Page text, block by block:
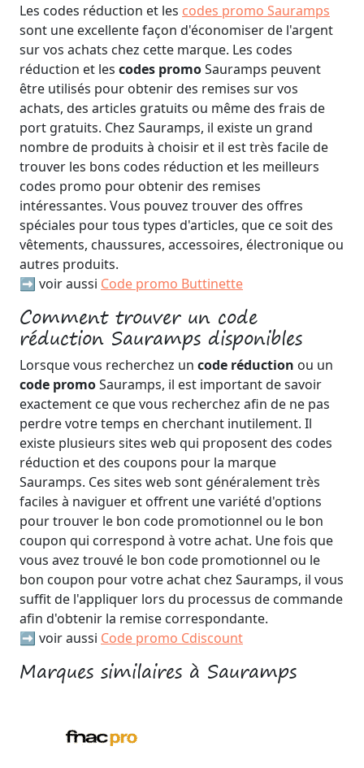
Les codes réduction et les codes promo Sauramps
sont une excellente façon d'économiser de l'argent
sur vos achats chez cette marque. Les codes
réduction et les codes promoSauramps peuvent
être utilisés pour obtenir des remises sur vos
achats, des articles gratuits ou même des frais de
port gratuits. Chez Sauramps, il existe un grand
nombre de produits à choisir et il est très facile de
trouver les bons codes réduction et les meilleurs
codes promo pour obtenir des remises
intéressantes. Vous pouvez trouver des offres
spéciales pour tous types d'articles, que ce soit des
vêtements, chaussures, accessoires, électronique ou
autres produits.
➡️ voir aussi Code promo Buttinette
Comment trouver un code
réduction Sauramps disponibles
Lorsque vous recherchez un code réduction ou un
code promoSauramps, il est important de savoir
exactement ce que vous recherchez afin de ne pas
perdre votre temps en cherchant inutilement. Il
existe plusieurs sites web qui proposent des codes
réduction et des coupons pour la marque
Sauramps. Ces sites web sont généralement très
faciles à naviguer et offrent une variété d'options
pour trouver le bon code promotionnel ou le bon
coupon qui correspond à votre achat. Une fois que
vous avez trouvé le bon code promotionnel ou le
bon coupon pour votre achat chez Sauramps, il vous
suffit de l'appliquer lors du processus de commande
afin d'obtenir la remise correspondante.
➡️ voir aussi Code promo Cdiscount
Marques similaires à Sauramps